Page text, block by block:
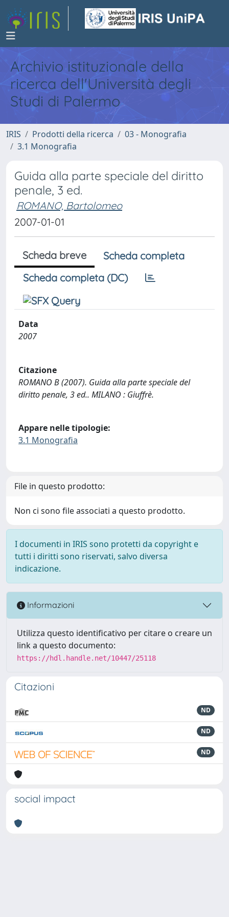
Archivio istituzionale della
ricerca dell'Università degli
Studi di Palermo
IRIS Prodotti della ricerca
03 - Monografia
3.1 Monografia
Guida alla parte speciale del diritto
penale, 3 ed.
ROMANO, Bartolomeo
2007-01-01
Scheda breve
Scheda completa
Scheda completa (DC)
Data
2007
Citazione
ROMANO B (2007). Guida alla parte speciale del
diritto penale, 3 ed.. MILANO : Giuffrè.
Appare nelle tipologie:
3.1 Monografia
File in questo prodotto:
Non ci sono file associati a questo prodotto.
I documenti in IRIS sono protetti da copyright e
tutti i diritti sono riservati, salvo diversa
indicazione.
Informazioni
Utilizza questo identificativo per citare o creare un
link a questo documento:
https://hdl.handle.net/10447/25118
Citazioni
ND
ND
ND
social impact